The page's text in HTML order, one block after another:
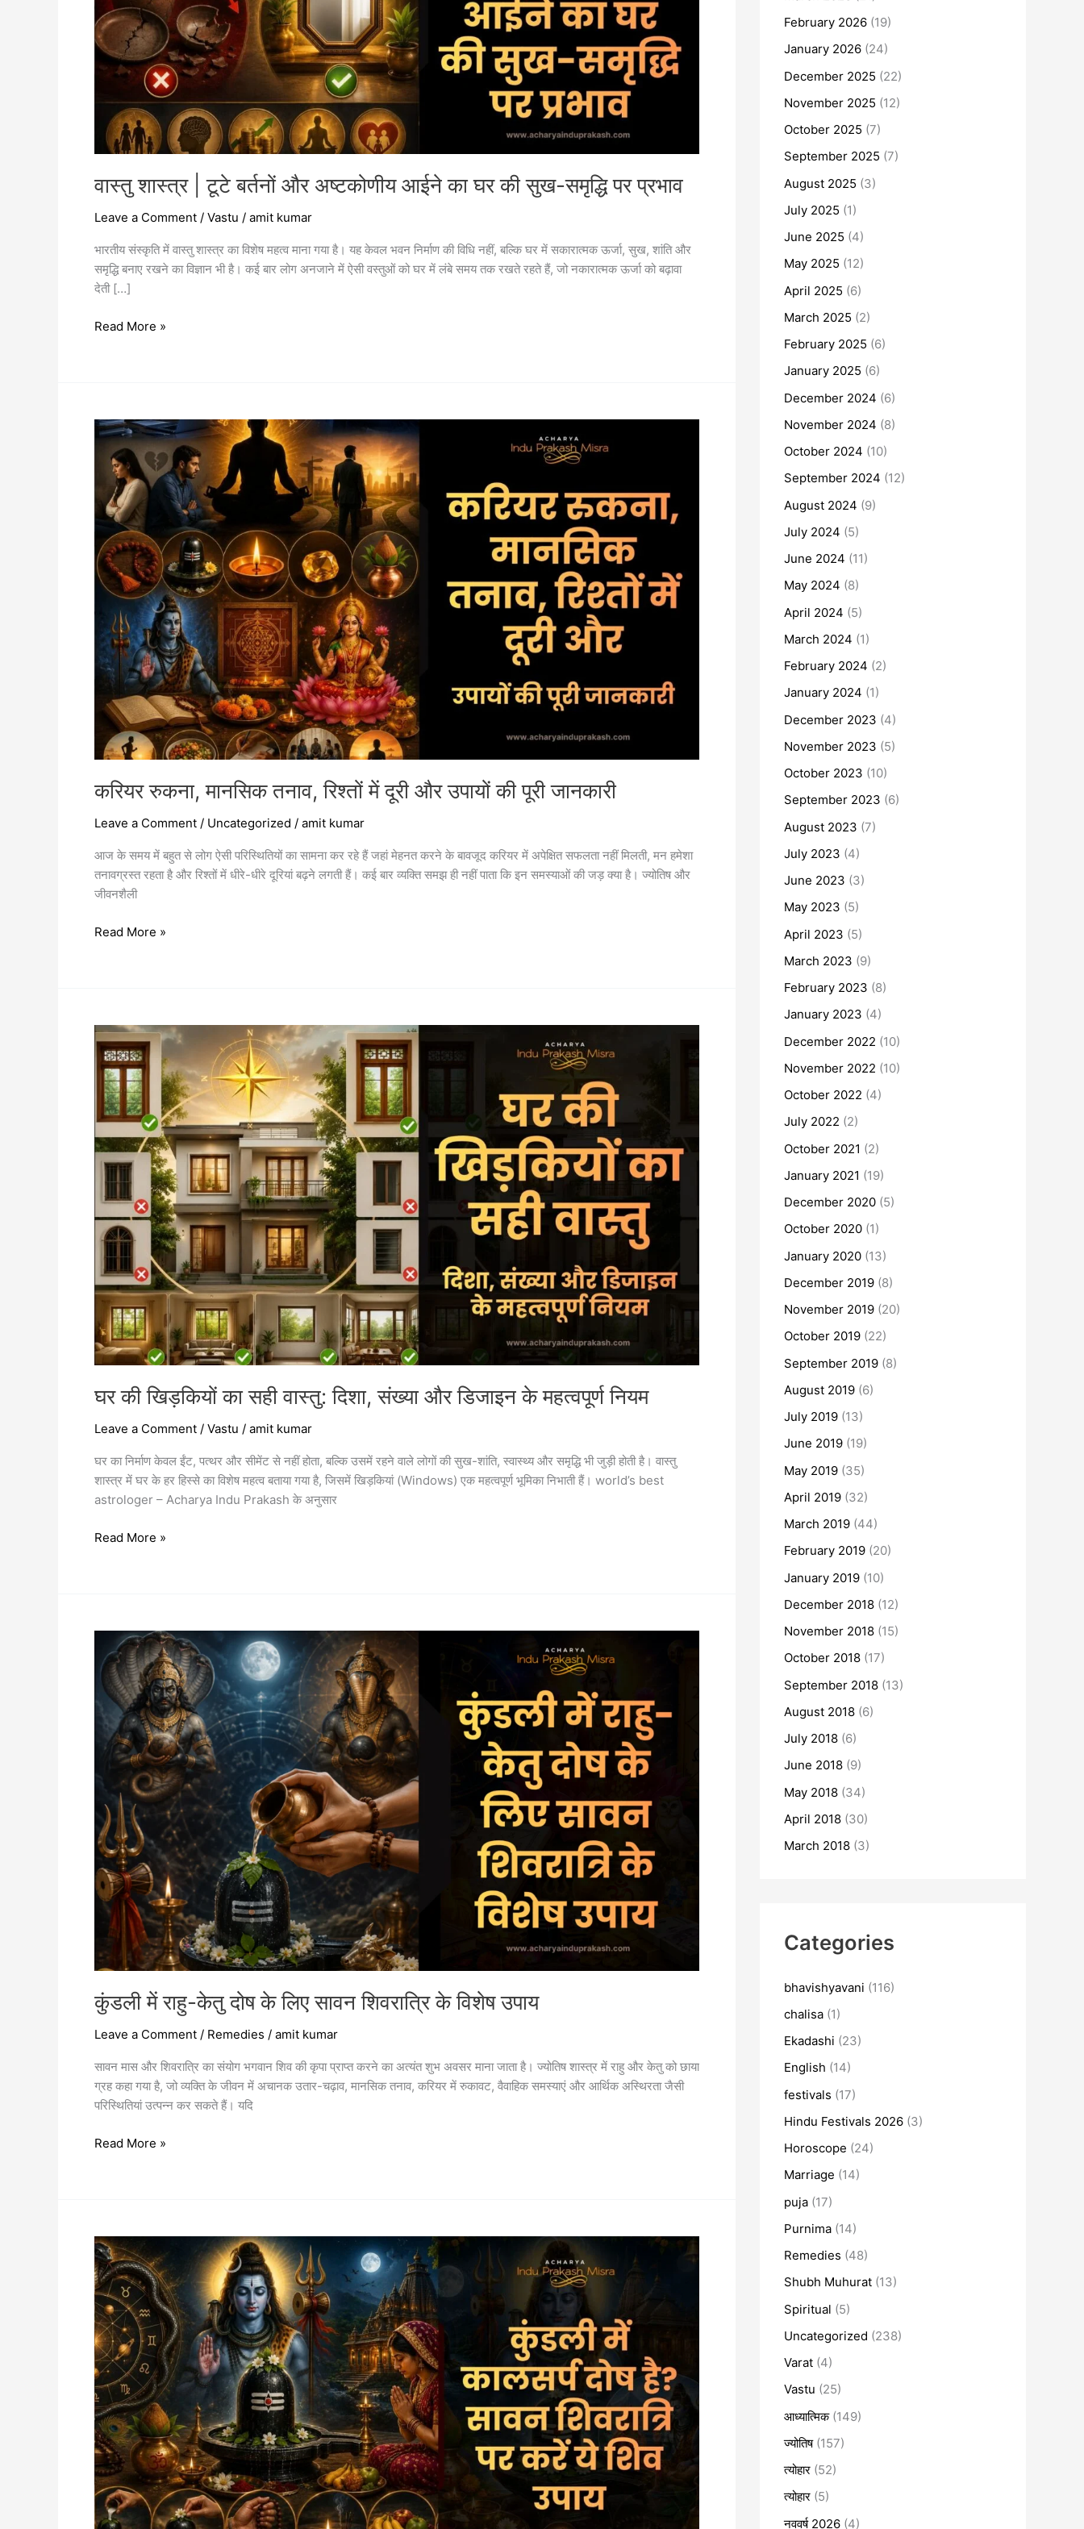
वास्तु शास्त्र | टूटे बर्तनों और अष्टकोणीय आईने का घर की सुख-समृद्धि पर प्रभाव
Leave a Comment / Vastu / amit kumar
भारतीय संस्कृति में वास्तु शास्त्र का विशेष महत्व माना गया है। यह केवल भवन निर्माण की विधि नहीं, बल्कि घर में सकारात्मक ऊर्जा, सुख, शांति और
समृद्धि बनाए रखने का विज्ञान भी है। कई बार लोग अनजाने में ऐसी वस्तुओं को घर में लंबे समय तक रखते रहते हैं, जो नकारात्मक ऊर्जा को बढ़ावा
देती […]
की
सुख-
समृद्धि
पर
Read More »
करियर रुकना, मानसिक तनाव, रिश्तों में दूरी और उपायों की पूरी जानकारी
Leave a Comment / Uncategorized / amit kumar
आज के समय में बहुत से लोग ऐसी परिस्थितियों का सामना कर रहे हैं जहां मेहनत करने के बावजूद करियर में अपेक्षित सफलता नहीं मिलती, मन हमेशा
तनावग्रस्त रहता है और रिश्तों में धीरे-धीरे दूरियां बढ़ने लगती हैं। कई बार व्यक्ति समझ ही नहीं पाता कि इन समस्याओं की जड़ क्या है। ज्योतिष और
जीवनशैली
करियर
रुकना,
मानसिक
तनाव,
रिश्तों
दूरी
और
उपायों
पूरी
जानकारी
Read More »
घर की खिड़कियों का सही वास्तु: दिशा, संख्या और डिजाइन के महत्वपूर्ण नियम
Leave a Comment / Vastu / amit kumar
घर का निर्माण केवल ईंट, पत्थर और सीमेंट से नहीं होता, बल्कि उसमें रहने वाले लोगों की सुख-शांति, स्वास्थ्य और समृद्धि भी जुड़ी होती है। वास्तु
शास्त्र में घर के हर हिस्से का विशेष महत्व बताया गया है, जिसमें खिड़कियां (Windows) एक महत्वपूर्ण भूमिका निभाती हैं। world’s best
astrologer – Acharya Indu Prakash के अनुसार
घर
की
खिड़कियों
का
सही
दिशा,
संख्या
और
डिजाइन
महत्वपूर्ण
Read More »
कुंडली में राहु-केतु दोष के लिए सावन शिवरात्रि के विशेष उपाय
Leave a Comment / Remedies / amit kumar
सावन मास और शिवरात्रि का संयोग भगवान शिव की कृपा प्राप्त करने का अत्यंत शुभ अवसर माना जाता है। ज्योतिष शास्त्र में राहु और केतु को छाया
ग्रह कहा गया है, जो व्यक्ति के जीवन में अचानक उतार-चढ़ाव, मानसिक तनाव, करियर में रुकावट, वैवाहिक समस्याएं और आर्थिक अस्थिरता जैसी
परिस्थितियां उत्पन्न कर सकते हैं। यदि
केतु
दोष
लिए
सावन
शिवरात्रि
के
विशेष
उपाय
Read More »
कुंडली
में
कालसर्प
दोष
है?
सावन
शिवरात्रि
2026
पर
करें
ये
शिव
उपाय
February 2026 (19)
January 2026 (24)
December 2025 (22)
November 2025 (12)
October 2025 (7)
September 2025 (7)
August 2025 (3)
July 2025 (1)
June 2025 (4)
May 2025 (12)
April 2025 (6)
March 2025 (2)
February 2025 (6)
January 2025 (6)
December 2024 (6)
November 2024 (8)
October 2024 (10)
September 2024 (12)
August 2024 (9)
July 2024 (5)
June 2024 (11)
May 2024 (8)
April 2024 (5)
March 2024 (1)
February 2024 (2)
January 2024 (1)
December 2023 (4)
November 2023 (5)
October 2023 (10)
September 2023 (6)
August 2023 (7)
July 2023 (4)
June 2023 (3)
May 2023 (5)
April 2023 (5)
March 2023 (9)
February 2023 (8)
January 2023 (4)
December 2022 (10)
November 2022 (10)
October 2022 (4)
July 2022 (2)
October 2021 (2)
January 2021 (19)
December 2020 (5)
October 2020 (1)
January 2020 (13)
December 2019 (8)
November 2019 (20)
October 2019 (22)
September 2019 (8)
August 2019 (6)
July 2019 (13)
June 2019 (19)
May 2019 (35)
April 2019 (32)
March 2019 (44)
February 2019 (20)
January 2019 (10)
December 2018 (12)
November 2018 (15)
October 2018 (17)
September 2018 (13)
August 2018 (6)
July 2018 (6)
June 2018 (9)
May 2018 (34)
April 2018 (30)
March 2018 (3)
Categories
bhavishyavani (116)
chalisa (1)
Ekadashi (23)
English (14)
festivals (17)
Hindu Festivals 2026 (3)
Horoscope (24)
Marriage (14)
puja (17)
Purnima (14)
Remedies (48)
Shubh Muhurat (13)
Spiritual (5)
Uncategorized (238)
Varat (4)
Vastu (25)
आध्यात्मिक(149)
ज्योतिष(157)
त्योहार (52)
त्योहार (5)
नववर्ष 2026 (4)